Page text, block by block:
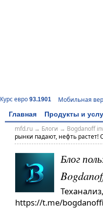
Курс евро 93.1901 Мобильная
Главная Продукты и
mfd.ru→ Блоги → Bogdanoff
рынки падают, нефть растет!
Блог
https://t.me/